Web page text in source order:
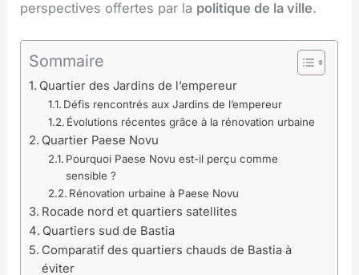
perspectives offertes par la politique de la ville.
Sommaire
Quartier des Jardins de l’empereur
Défis rencontrés aux Jardins de l’empereur
Évolutions récentes grâce à la rénovation urbaine
Quartier Paese Novu
Pourquoi Paese Novu est-il perçu comme
sensible ?
Rénovation urbaine à Paese Novu
Rocade nord et quartiers satellites
Quartiers sud de Bastia
Comparatif des quartiers chauds de Bastia à
éviter